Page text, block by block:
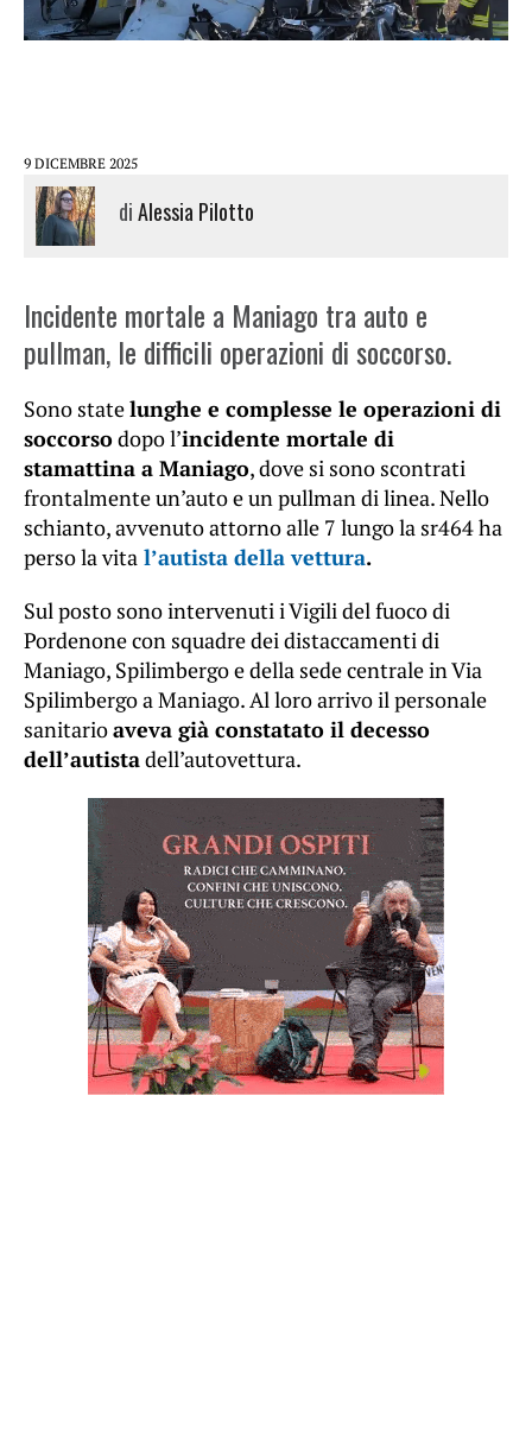
9 DICEMBRE 2025
diAlessia Pilotto
Incidente mortale a Maniago tra auto e
pullman, le difficili operazioni di soccorso.
Sono statelunghe e complesse le operazioni di
soccorsodopo l’incidente mortale di
stamattina a Maniago, dove si sono scontrati
frontalmente un’auto e un pullman di linea. Nello
schianto, avvenuto attorno alle 7 lungo la sr464 ha
perso la vita l’autista della vettura.
Sul posto sono intervenuti i Vigili del fuoco di
Pordenone con squadre dei distaccamenti di
Maniago, Spilimbergo e della sede centrale in Via
Spilimbergo a Maniago. Al loro arrivo il personale
sanitarioaveva già constatato il decesso
dell’autistadell’autovettura.